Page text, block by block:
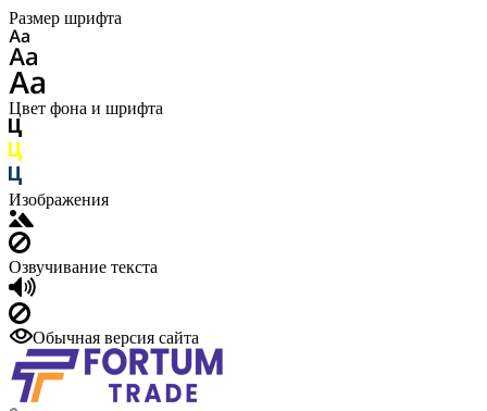
Размер шрифта
Цвет фона и шрифта
Изображения
Озвучивание текста
Обычная версия сайта